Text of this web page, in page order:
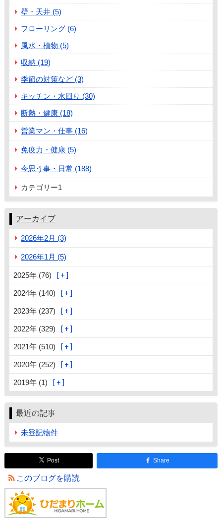
壁・天井 (5)
フローリング (6)
風水・植物 (5)
収納 (19)
季節の対策など (3)
キッチン・水回り (30)
断熱・健康 (18)
営業マン・仕事 (16)
免疫力・健康 (5)
今思う事・日常 (188)
カテゴリー1
アーカイブ
2026年2月 (3)
2026年1月 (5)
2025年 (76)
2024年 (140)
2023年 (237)
2022年 (329)
2021年 (510)
2020年 (252)
2019年 (1)
最近の記事
未登記物件
Post Share
このブログを購読